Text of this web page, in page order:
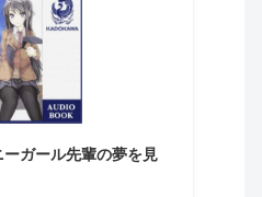
ガール先輩の夢を見